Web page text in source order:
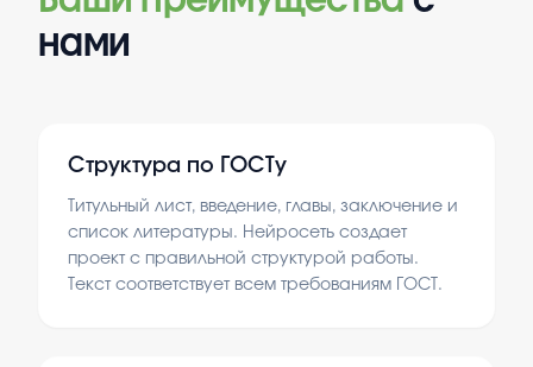
нами
Структура по ГОСТу
Титульный лист, введение, главы, заключение и
список литературы. Нейросеть создает
проект с правильной структурой работы.
Текст соответствует всем требованиям ГОСТ.